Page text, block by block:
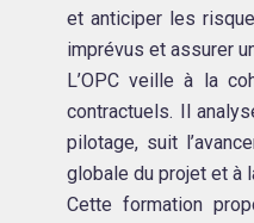
et anticiper les
imprévus et assurer
L’OPC veille à la
contractuels. Il
pilotage, suit
globale du projet et à
Cette formation